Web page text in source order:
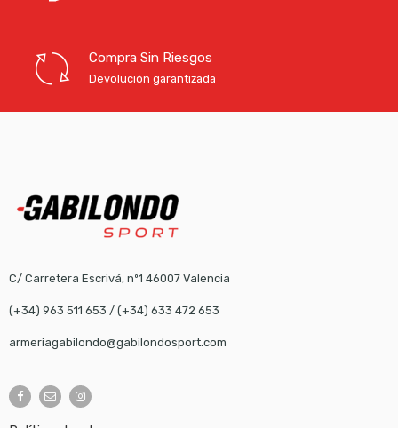
Compra Sin Riesgos
Devolución garantizada
C/ Carretera Escrivá, nº1 46007 Valencia
(+34) 963 511 653 / (+34) 633 472 653
armeriagabilondo@gabilondosport.com